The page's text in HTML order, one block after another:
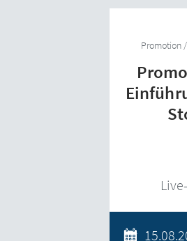
Promotion